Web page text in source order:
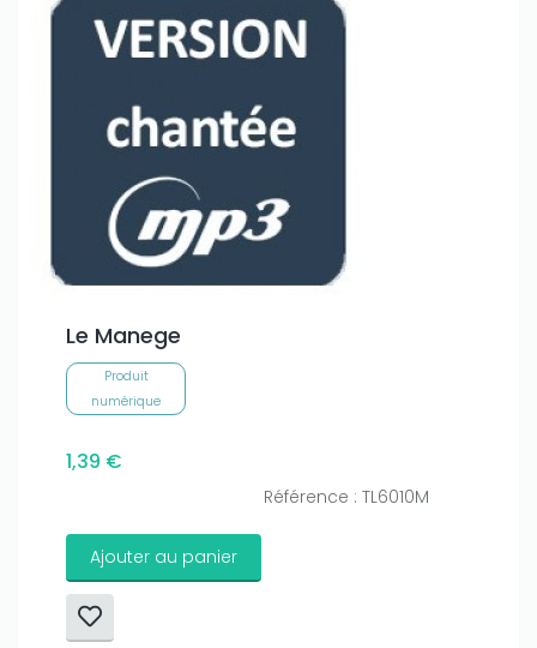
Le Manege
Produit
numérique
1,39 €
Référence : TL6010M
Ajouter au panier